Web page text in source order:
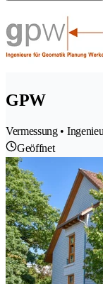
GPW
Vermessung •
Geöffnet